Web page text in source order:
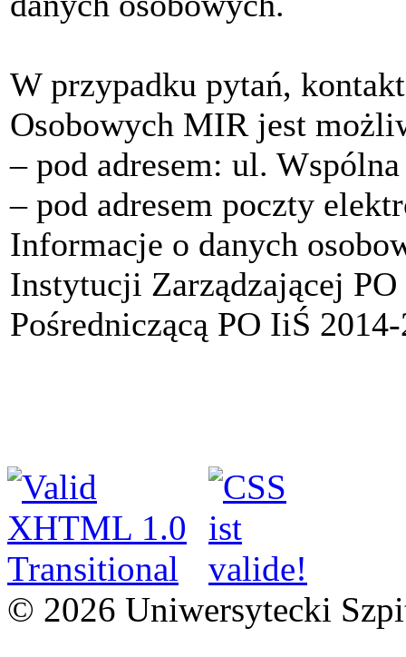
W przypadku pytań,
Osobowych MIR jest
‒ pod adresem: ul.
‒ pod adresem poczty
Informacje o danych
Instytucji Zarządzającej
Pośredniczącą PO IiŚ
© 2026 Uniwersytecki